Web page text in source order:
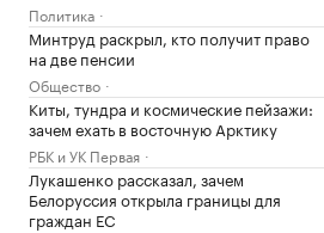
Политика
Минтруд раскрыл, кто получит право
на две пенсии
Общество
Киты, тундра и космические пейзажи:
зачем ехать в восточную Арктику
РБК и УК Первая
Лукашенко рассказал, зачем
Белоруссия открыла границы для
граждан ЕС